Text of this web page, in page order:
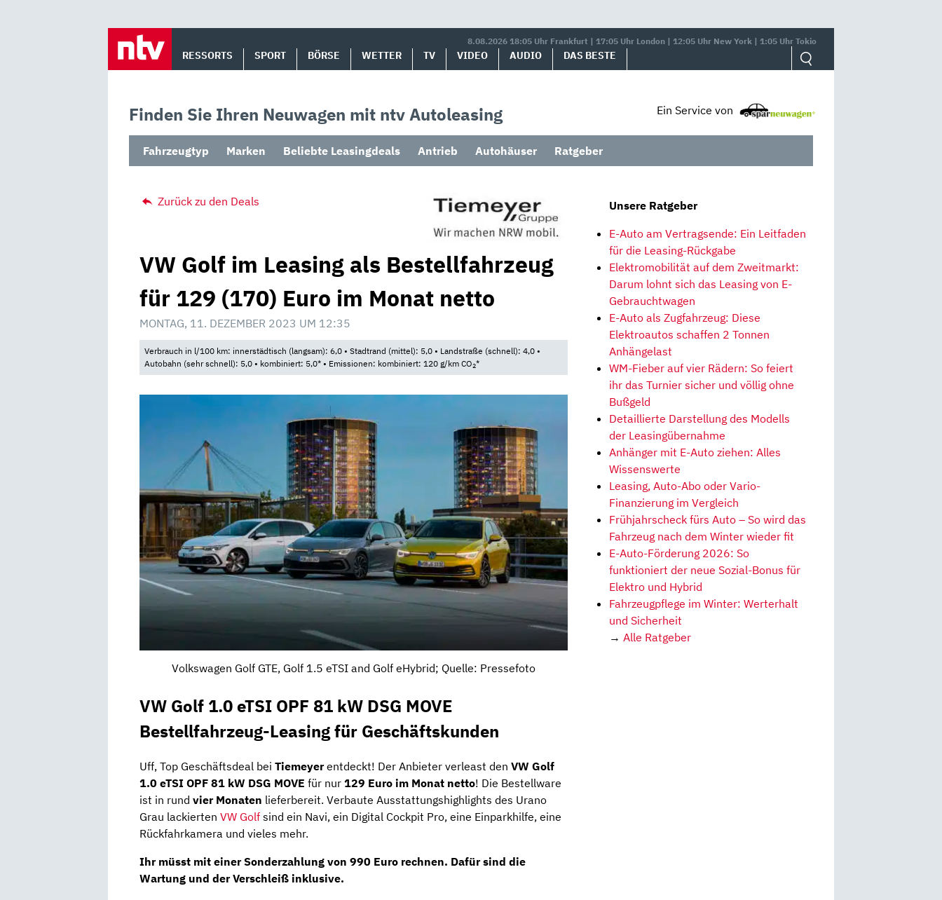
8.08.2026 18:05 Uhr Frankfurt | 17:05 Uhr London | 12:05 Uhr New York | 1:05 Uhr Tokio
RESSORTS SPORT BÖRSE WETTER TV VIDEO AUDIO DAS BESTE
Finden Sie Ihren Neuwagen mit ntv Autoleasing Ein Service von
Fahrzeugtyp Marken Beliebte Leasingdeals Antrieb Autohäuser Ratgeber
Zurück zu den Deals
VW Golf im Leasing als Bestellfahrzeug
für 129 (170) Euro im Monat netto
MONTAG, 11. DEZEMBER 2023 UM 12:35
Verbrauch in l/100 km: innerstädtisch (langsam): 6,0 • Stadtrand (mittel): 5,0 • Landstraße (schnell): 4,0 •
Autobahn (sehr schnell): 5,0 • kombiniert: 5,0* • Emissionen: kombiniert: 120 g/km CO2*
Volkswagen Golf GTE, Golf 1.5 eTSI and Golf eHybrid; Quelle: Pressefoto
VW Golf 1.0 eTSI OPF 81 kW DSG MOVE
Bestellfahrzeug-Leasing für Geschäftskunden
Uff, Top Geschäftsdeal bei Tiemeyerentdeckt! Der Anbieter verleast den VW Golf
1.0 eTSI OPF 81 kW DSG MOVE für nur 129 Euro im Monat netto! Die Bestellware
ist in rund vier Monaten lieferbereit. Verbaute Ausstattungshighlights des Urano
Grau lackierten VW Golf sind ein Navi, ein Digital Cockpit Pro, eine Einparkhilfe, eine
Rückfahrkamera und vieles mehr.
Ihr müsst mit einer Sonderzahlung von 990 Euro rechnen. Dafür sind die
Wartung und derVerschleiß inklusive.
Unsere Ratgeber
E-Auto am Vertragsende: Ein Leitfaden
für die Leasing-Rückgabe
Elektromobilität auf dem Zweitmarkt:
Darum lohnt sich das Leasing von E-
Gebrauchtwagen
E-Auto als Zugfahrzeug: Diese
Elektroautos schaffen 2 Tonnen
Anhängelast
WM-Fieber auf vier Rädern: So feiert
ihr das Turnier sicher und völlig ohne
Bußgeld
Detaillierte Darstellung des Modells
der Leasingübernahme
Anhänger mit E-Auto ziehen: Alles
Wissenswerte
Leasing, Auto-Abo oder Vario-
Finanzierung im Vergleich
Frühjahrscheck fürs Auto – So wird das
Fahrzeug nach dem Winter wieder fit
E-Auto-Förderung 2026: So
funktioniert der neue Sozial-Bonus für
Elektro und Hybrid
Fahrzeugpflege im Winter: Werterhalt
und Sicherheit
→ Alle Ratgeber